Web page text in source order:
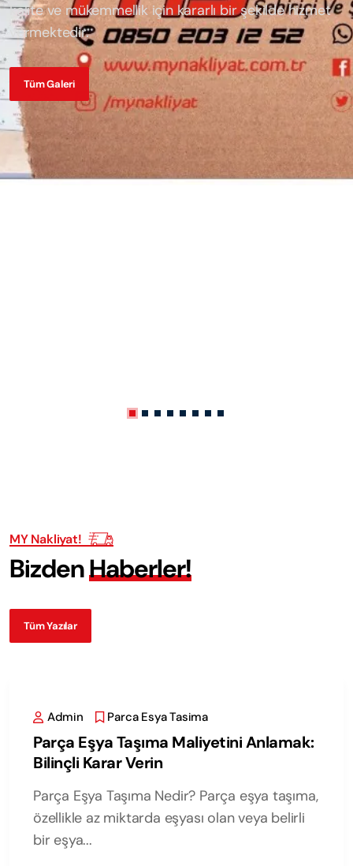
kalite ve mükemmellik için kararlı bir şekilde hizmet
vermektedir.
Tüm Galeri
MY Nakliyat!
BizdenHaberler!
Tüm Yazılar
Admin Parca Esya Tasima
Parça Eşya Taşıma Maliyetini Anlamak:
Bilinçli Karar Verin
Parça Eşya Taşıma Nedir? Parça eşya taşıma,
özellikle az miktarda eşyası olan veya belirli
bir eşya...